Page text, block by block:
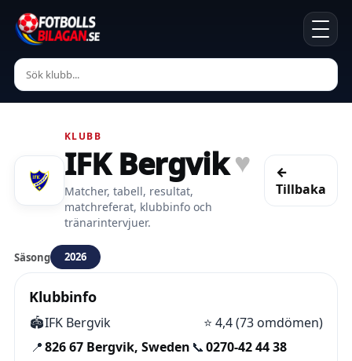
KLUBB
IFK Bergvik ♥
Matcher, tabell, resultat,
matchreferat, klubbinfo och
tränarintervjuer.
←
Tillbaka
Säsong 2026
Klubbinfo
🏟️IFK Bergvik ⭐ 4,4 (73 omdömen)
📍826 67 Bergvik, Sweden 📞0270-42 44 38